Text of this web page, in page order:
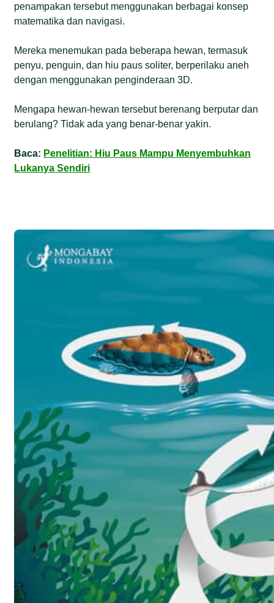
penampakan tersebut menggunakan berbagai konsep
matematika dan navigasi.
Mereka menemukan pada beberapa hewan, termasuk
penyu, penguin, dan hiu paus soliter, berperilaku aneh
dengan menggunakan penginderaan 3D.
Mengapa hewan-hewan tersebut berenang berputar dan
berulang? Tidak ada yang benar-benar yakin.
Baca: Penelitian: Hiu Paus Mampu Menyembuhkan
Lukanya Sendiri